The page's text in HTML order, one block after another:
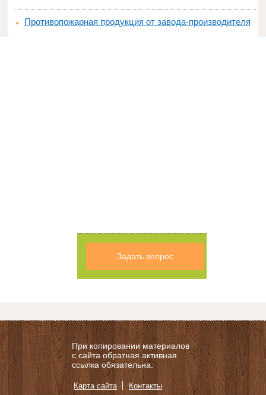
Противопожарная продукция от завода-производителя
Задать вопрос
При копировании материалов
с сайта обратная активная
ссылка обязательна.
Карта сайта Контакты